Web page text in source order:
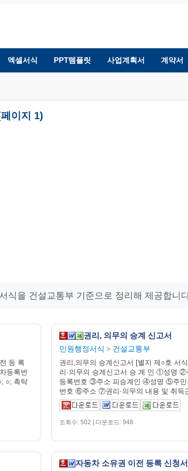
엑셀서식 PPT템플릿 사업계획서 계약서
이지 1)
식을 건설교통부 기준으로 정리해 제공합니
등 록
등록번
○; 촉탁
권리, 의무의 승계 신고서
민원행정서식 > 건설교통부
권리,의무의 승계신고서 [별지 제○호 서
리·의무의 승계신고서 승 계 인 ①성명 ②
등록번호 ③주소 피승계인 ④성명 ⑤주민
번호 ⑥주소 ⑦권리·의무의 내용 및 취득
조회수: 502 | 다운로드: 948
자동차 소유권 이전 등록 신청서